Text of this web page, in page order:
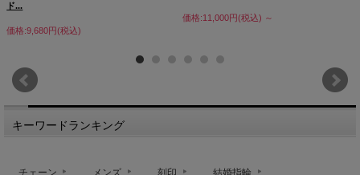
ド...
価格:9,680円(税込)
価格:11,000円(税込) ～
キーワードランキング
チェーン メンズ 刻印 結婚指輪